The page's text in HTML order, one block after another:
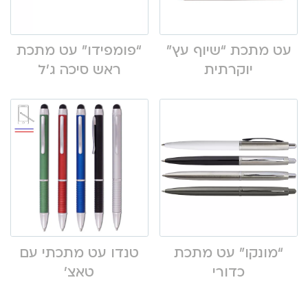
עט מתכת “שיוף עץ”
יוקרתית
“פומפידו” עט מתכת
ראש סיכה ג’ל
“מונקו” עט מתכת
כדורי
טנדו עט מתכתי עם
טאצ’